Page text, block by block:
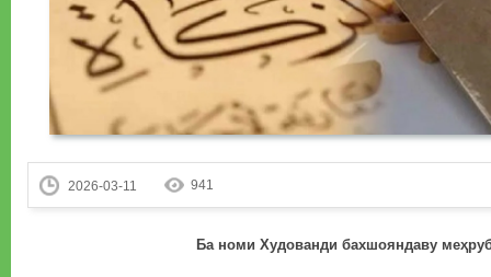
2026-03-11 941
Ба номи Худованди бахшояндаву меҳ